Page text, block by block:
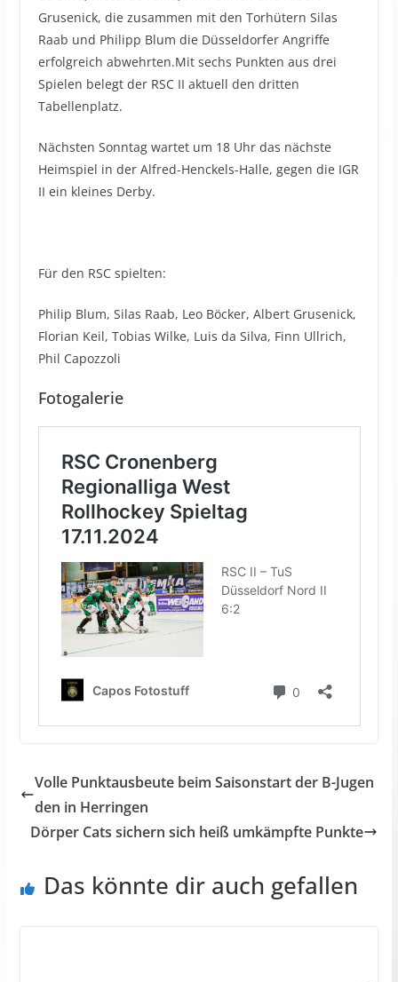
Grusenick, die zusammen mit den Torhütern Silas
Raab und Philipp Blum die Düsseldorfer Angriffe
erfolgreich abwehrten.Mit sechs Punkten aus drei
Spielen belegt der RSC II aktuell den dritten
Tabellenplatz.
Nächsten Sonntag wartet um 18 Uhr das nächste
Heimspiel in der Alfred-Henckels-Halle, gegen die IGR
II ein kleines Derby.
Für den RSC spielten:
Philip Blum, Silas Raab, Leo Böcker, Albert Grusenick,
Florian Keil, Tobias Wilke, Luis da Silva, Finn Ullrich,
Phil Capozzoli
Fotogalerie
Volle Punktausbeute beim Saisonstart der B-Jugen
den in Herringen
Dörper Cats sichern sich heiß umkämpfte Punkte
Das könnte dir auch gefallen